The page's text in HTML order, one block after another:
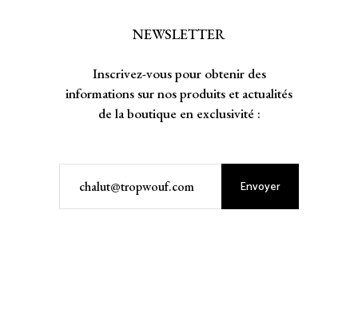
NEWSLETTER
Inscrivez-vous pour obtenir des
informations sur nos produits et actualités
de la boutique en exclusivité :
Envoyer